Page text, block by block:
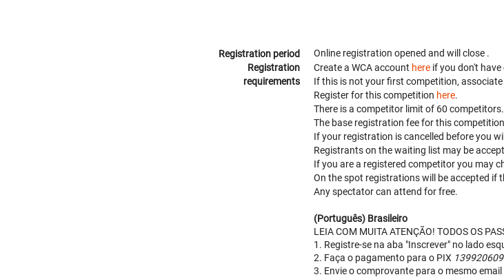
Registration period Online registration opened and will close .
Registration
requirements
Create a WCA account here if you don't have
If this is not your first competition, associate
Register for this competition here.
There is a competitor limit of 60 competitors.
The base registration fee for this
If your registration is cancelled beforeyou
Registrants on the waiting list may be
If you are a registered competitor you may
On the spot registrations will be accepted if
Any spectator can attend for free.
(Português) Brasileiro
LEIA COM MUITA ATENÇÃO! TODOS OS
1. Registre-se na aba "Inscrever" no lado
2. Faça o pagamento para o PIX
3. Envie o comprovante para o mesmo email